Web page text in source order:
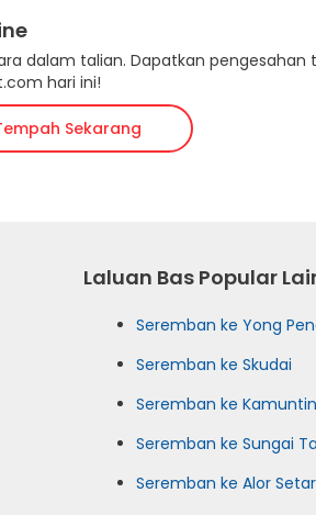
dalam talian. Dapatkan
hari ini!
Sekarang
Laluan Bas Popular
Seremban ke Yong
Seremban ke Skudai
Seremban ke
Seremban ke Sungai
Seremban ke Alor Setar